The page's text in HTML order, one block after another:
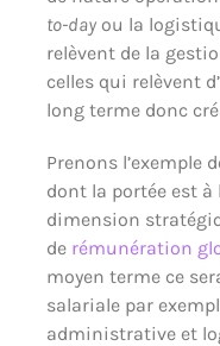
to-dayou la
relèvent de la
celles qui relèvent
long terme donc
Prenons l’exemple
dont la portée est
dimension
de rémunération
moyen terme ce
salariale par
administrative et